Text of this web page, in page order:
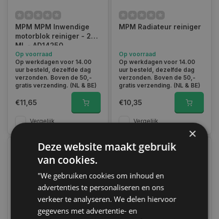
Bij Autoklusser.nl zijn we toegewijd aan het leveren van
hoogwaardige producten die je kunnen helpen bij het
onderhoud en de optimalisatie van je auto. Ontdek ons
assortiment brandstofadditieven en andere autogerelateerde
producten vandaag nog, en zorg ervoor dat jouw auto in
topconditie blijft. Heb je vragen over onze additieven of over
een van onze andere producten?
Neem dan contact met ons
op.
MPM MPM Inwendige
motorblok reiniger - 250
ML - AD14250
Op voorraad
Op werkdagen voor 14.00
uur besteld, dezelfde dag
verzonden. Boven de 50,-
gratis verzending. (NL & BE)
€11,65
Vergelijk
MPM Radiateur reiniger
Op voorraad
Op werkdagen voor 14.00
uur besteld, dezelfde dag
verzonden. Boven de 50,-
gratis verzending. (NL & BE)
€10,35
Vergelijk
×
Deze website maakt gebruik
van cookies.
"We gebruiken cookies om inhoud en
advertenties te personaliseren en ons
verkeer te analyseren. We delen hiervoor
gegevens met advertentie- en